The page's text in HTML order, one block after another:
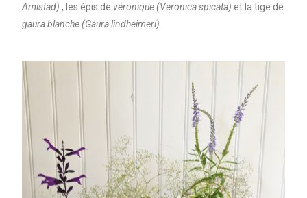
Amistad) , les épis de véronique (Veronica spicata)et la tige de
gaura blanche (Gaura lindheimeri).